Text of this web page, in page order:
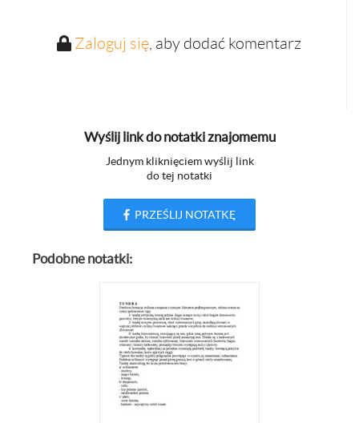
Zaloguj się, aby dodać komentarz
Wyślij link do notatki znajomemu
Jednym kliknięciem wyślij link
do tej notatki
PRZEŚLIJ NOTATKĘ
Podobne notatki: